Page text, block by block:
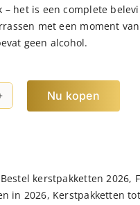
– het is een complete
met een moment
geen alcohol.
Nu kopen
Bestel kerstpakketten 2026,
in 2026, Kerstpakketten